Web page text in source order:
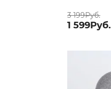
3 199Руб.
1 599Руб.